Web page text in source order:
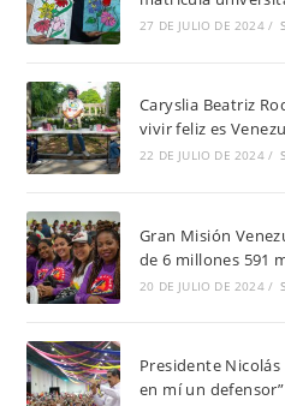
27 DE JULIO DE 2024 /
Caryslia Beatriz
vivir feliz es
22 DE JULIO DE 2024 /
Gran Misión
de 6 millones 591
20 DE JULIO DE 2024 /
Presidente
en mí un defensor”